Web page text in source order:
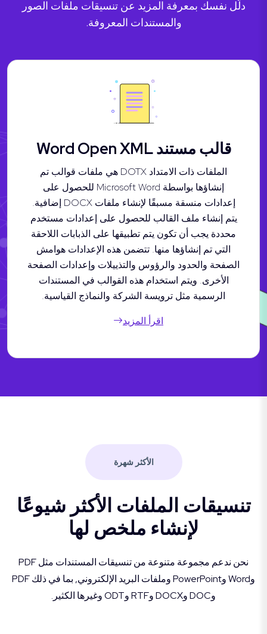
دلّل نفسك بمعرفة المزيد عن تنسيقات ملفات الصور
والمستندات المعروفة.
قالب مستند Word Open XML
الملفات ذات الامتداد DOTX هي ملفات قوالب تم
إنشاؤها بواسطة Microsoft Word للحصول على
إعدادات منسقة مسبقًا لإنشاء ملفات DOCX إضافية.
يتم إنشاء ملف القالب للحصول على إعدادات مستخدم
محددة يجب أن تكون يتم تطبيقها على الذبابات اللاحقة
التي تم إنشاؤها منها. تتضمن هذه الإعدادات هوامش
الصفحة والحدود والرؤوس والتذييلات وإعدادات الصفحة
الأخرى. ويتم استخدام هذه القوالب في المستندات
الرسمية مثل ترويسة الشركة والنماذج القياسية.
اقرأ المزيد
الأكثر شهرة
تنسيقات الملفات الأكثر شيوعًا
لإنشاء ملخص لها
نحن ندعم مجموعة متنوعة من تنسيقات المستندات مثل PDF
وWord وPowerPoint وملفات البريد الإلكتروني, بما في ذلك PDF
وDOC وDOCX وRTF وODT وغيرها الكثير.